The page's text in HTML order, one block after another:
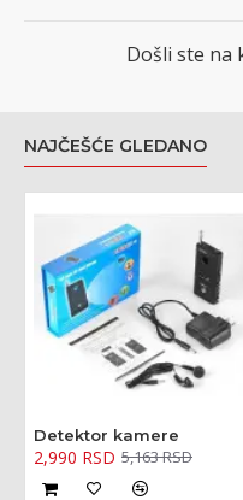
Došli ste na
NAJČEŠĆE GLEDANO
Detektor kamere
2,990 RSD 5,163 RSD